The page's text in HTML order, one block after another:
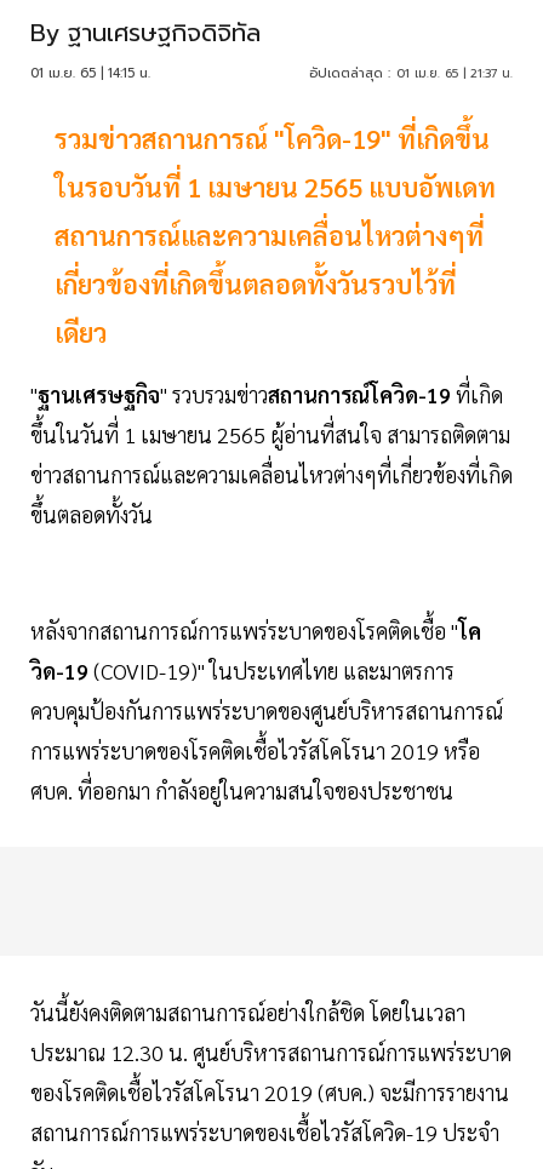
By ฐานเศรษฐกิจดิจิทัล
01 เม.ย. 65 | 14:15 น. อัปเดตล่าสุด : 01 เม.ย. 65 | 21:37 น.
รวมข่าวสถานการณ์ "โควิด-19" ที่เกิดขึ้น
ในรอบวันที่ 1 เมษายน 2565 แบบอัพเดท
สถานการณ์และความเคลื่อนไหวต่างๆที่
เกี่ยวข้องที่เกิดขึ้นตลอดทั้งวันรวบไว้ที่
เดียว
"ฐานเศรษฐกิจ" รวบรวมข่าวสถานการณ์โควิด-19 ที่เกิด
ขึ้นในวันที่ 1 เมษายน 2565 ผู้อ่านที่สนใจ สามารถติดตาม
ข่าวสถานการณ์และความเคลื่อนไหวต่างๆที่เกี่ยวข้องที่เกิด
ขึ้นตลอดทั้งวัน
หลังจากสถานการณ์การแพร่ระบาดของโรคติดเชื้อ "โค
วิด-19 (COVID-19)" ในประเทศไทย และมาตรการ
ควบคุมป้องกันการแพร่ระบาดของศูนย์บริหารสถานการณ์
การแพร่ระบาดของโรคติดเชื้อไวรัสโคโรนา 2019 หรือ
ศบค. ที่ออกมา กำลังอยู่ในความสนใจของประชาชน
วันนี้ยังคงติดตามสถานการณ์อย่างใกล้ชิด โดยในเวลา
ประมาณ 12.30 น. ศูนย์บริหารสถานการณ์การแพร่ระบาด
ของโรคติดเชื้อไวรัสโคโรนา 2019 (ศบค.) จะมีการรายงาน
สถานการณ์การแพร่ระบาดของเชื้อไวรัสโควิด-19 ประจำ